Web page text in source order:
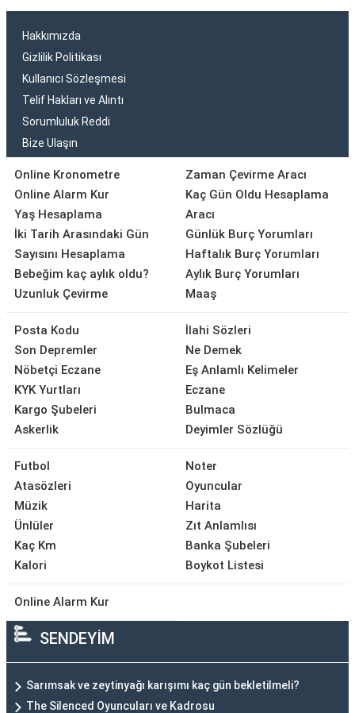
Hakkımızda
Gizlilik Politikası
Kullanıcı Sözleşmesi
Telif Hakları ve Alıntı
Sorumluluk Reddi
Bize Ulaşın
Online Kronometre
Online Alarm Kur
Yaş Hesaplama
İki Tarih Arasındaki Gün
Sayısını Hesaplama
Bebeğim kaç aylık oldu?
Uzunluk Çevirme
Zaman Çevirme Aracı
Kaç Gün Oldu Hesaplama
Aracı
Günlük Burç Yorumları
Haftalık Burç Yorumları
Aylık Burç Yorumları
Maaş
Posta Kodu
Son Depremler
Nöbetçi Eczane
KYK Yurtları
Kargo Şubeleri
Askerlik
İlahi Sözleri
Ne Demek
Eş Anlamlı Kelimeler
Eczane
Bulmaca
Deyimler Sözlüğü
Futbol
Atasözleri
Müzik
Ünlüler
Kaç Km
Kalori
Noter
Oyuncular
Harita
Zıt Anlamlısı
Banka Şubeleri
Boykot Listesi
Online Alarm Kur
SENDEYİM
Sarımsak ve zeytinyağı karışımı kaç gün bekletilmeli?
The Silenced Oyuncuları ve Kadrosu